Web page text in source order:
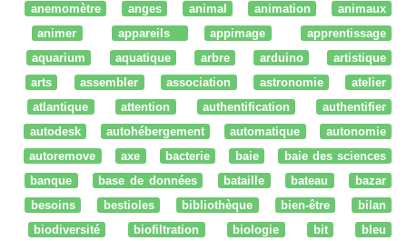
anemomètre
anges animal animation
animaux
animer
appareils appimage
apprentissage
aquarium
aquatique arbre arduino
artistique
arts
assembler association astronomie
atelier
atlantique
attention authentification
authentifier
autodesk
autohébergement automatique
autonomie
autoremove
axe bacterie baie
baie des sciences
banque
base de données bataille bateau
bazar
besoins
bestioles bibliothèque bien-être
bilan
biodiversité
biofiltration biologie bit
bleu